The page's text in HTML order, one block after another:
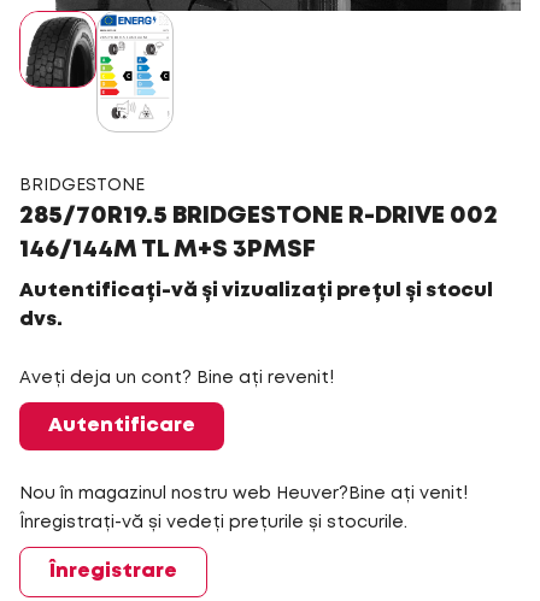
BRIDGESTONE
285/70R19.5 BRIDGESTONE R-DRIVE 002
146/144M TL M+S 3PMSF
Autentificați-vă și vizualizați prețul și stocul
dvs.
Aveți deja un cont? Bine ați revenit!
Autentificare
Nou în magazinul nostru web Heuver?Bine ați venit!
Înregistrați-vă și vedeți prețurile și stocurile.
Înregistrare